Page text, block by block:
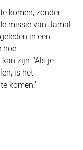
komen, zonder
missie van Jamal
in een
hoe
zijn. ‘Als je
is het
komen.’